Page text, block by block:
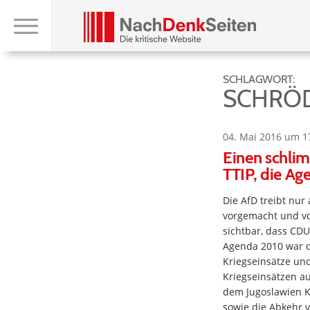
SCHLAGWORT:
04. Mai 2016 um
Einen
TTIP, die
Die AfD treibt nur
vorgemacht und
sichtbar, dass
Agenda 2010 war
Kriegseinsätze
Kriegseinsätzen
dem Jugoslawien
sowie die Abkehr